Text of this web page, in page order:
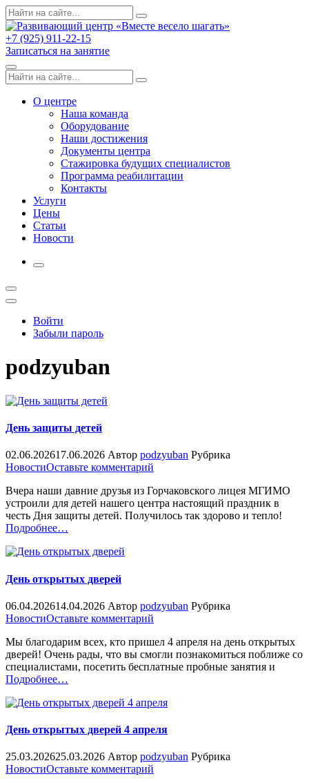
Skip
to
content
Поиск
по:
Search
+7 (925) 911-22-15
Записаться на занятие
Menu
Поиск
по:
Search
О центре
Наша команда
Оборудование
Наши достижения
Документы центра
Стажировка будущих специалистов
Программа реабилитации
Контакты
Услуги
Цены
Статьи
Новости
More
Открыть
поиск
Профиль
Войти
Забыли пароль
podzyuban
День защиты детей
02.06.202617.06.2026 Автор podzyuban Рубрика
НовостиОставьте комментарий
защиты
детей
Вчера наши давние друзья из Горчаковского лицея МГИМО
устроили для детей нашего центра настоящий праздник в
честь Дня защиты детей. Получилось так здорово и тепло!
Подробнее«%s»
…
День открытых дверей
06.04.202614.04.2026 Автор podzyuban Рубрика
НовостиОставьте комментарий
открытых
дверей
Мы благодарим всех, кто пришел 4 апреля на день открытых
дверей! Очень рады, что вы смогли познакомиться поближе со
специалистами, посетить бесплатные пробные занятия и
Подробнее«%s»
…
День открытых дверей 4 апреля
25.03.202625.03.2026 Автор podzyuban Рубрика
НовостиОставьте комментарий